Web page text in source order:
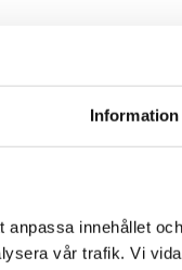
Information
innehållet
vår trafik. Vi